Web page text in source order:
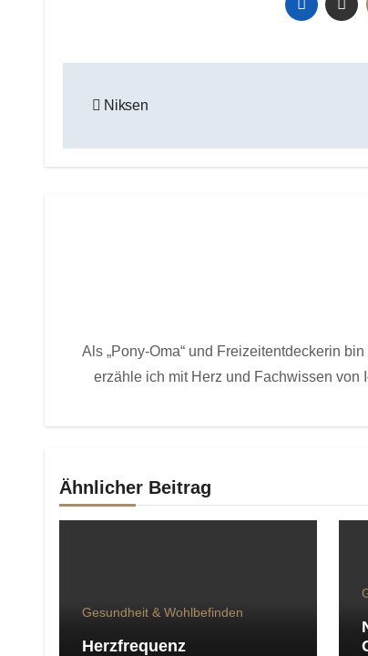
Niksen
Als „Pony-Oma“ und Freizeitentdeckerin
erzähle ich mit Herz und Fachwissen von
Ähnlicher Beitrag
Gesundheit & Wohlbefinden
Herzfrequenz